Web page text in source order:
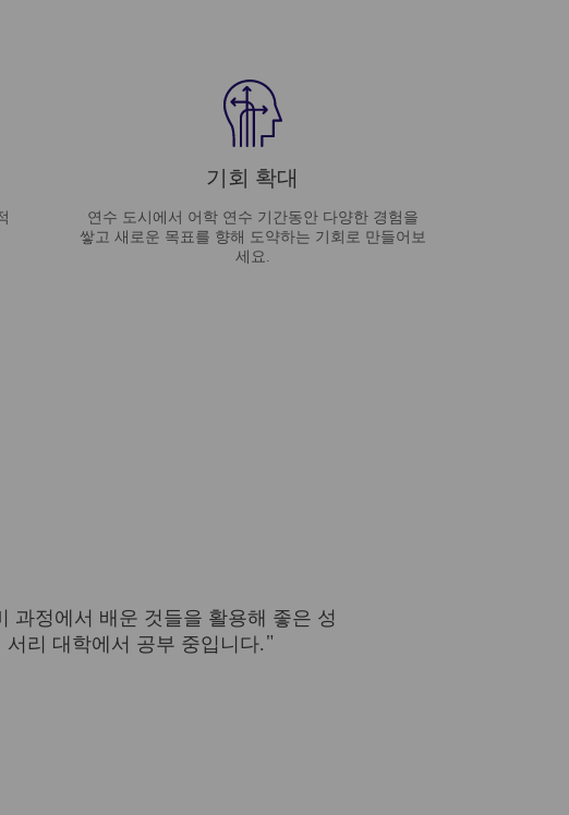
기회 확대
연수 도시에서 어학 연수 기간동안 다양한 경험을
쌓고 새로운 목표를 향해 도약하는 기회로 만들어보
세요.
과정에서 배운 것들을 활용해 좋은 성
리 대학에서 공부 중입니다.